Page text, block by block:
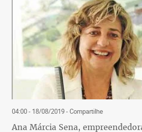
04:00 - 18/08/2019- Compartilhe
Ana Márcia Sena,